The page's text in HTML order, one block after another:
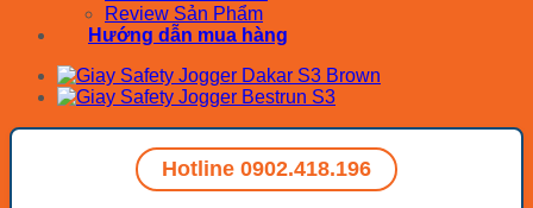
Review Sản Phẩm
Hướng dẫn mua hàng
Hotline 0902.418.196